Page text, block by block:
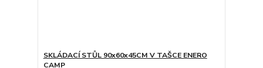
SKLÁDACÍ STŮL 90x60x45CM V TAŠCE ENERO
CAMP